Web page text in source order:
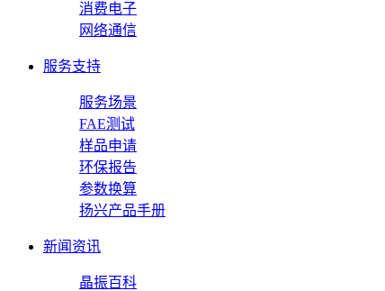
消费电子
网络通信
服务支持
服务场景
FAE测试
样品申请
环保报告
参数换算
扬兴产品手册
新闻资讯
晶振百科